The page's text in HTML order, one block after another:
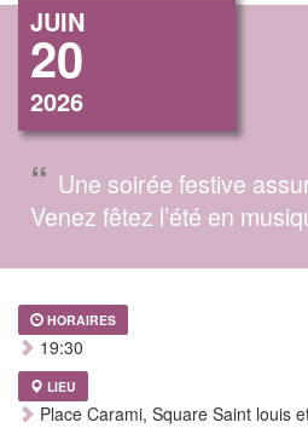
JUIN
20
2026
“ Une soirée festive
Venez fêtez l’été en
HORAIRES
19:30
LIEU
Place Carami, Square Saint louis